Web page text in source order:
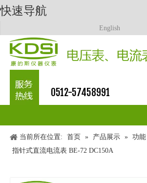
快速导航
English
0512-57458991
当前所在位置: 首页 » 产品展示 » 功能
指针式直流电流表 BE-72 DC150A